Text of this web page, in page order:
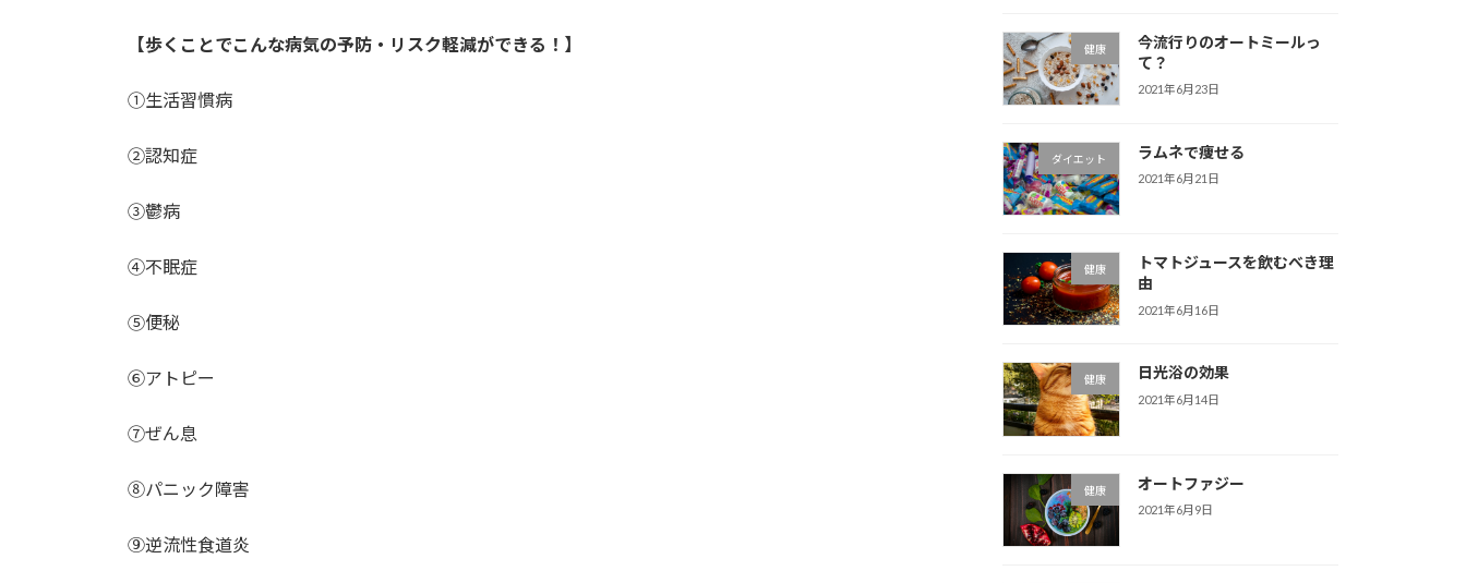
【歩くことでこんな病気の予防・リスク軽減ができる！】
①生活習慣病
②認知症
③鬱病
④不眠症
⑤便秘
⑥アトピー
⑦ぜん息
⑧パニック障害
⑨逆流性食道炎
健康
今流行りのオートミールっ
て？
2021年6月23日
ダイエット ラムネで痩せる
2021年6月21日
健康
トマトジュースを飲むべき理
由
2021年6月16日
健康 日光浴の効果
2021年6月14日
健康 オートファジー
2021年6月9日